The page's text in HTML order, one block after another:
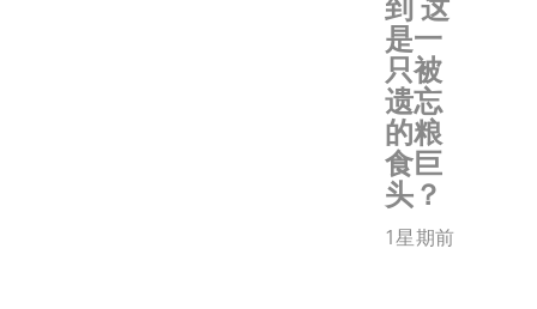
是一
只被
遗忘
的粮
食巨
头？
1星期前